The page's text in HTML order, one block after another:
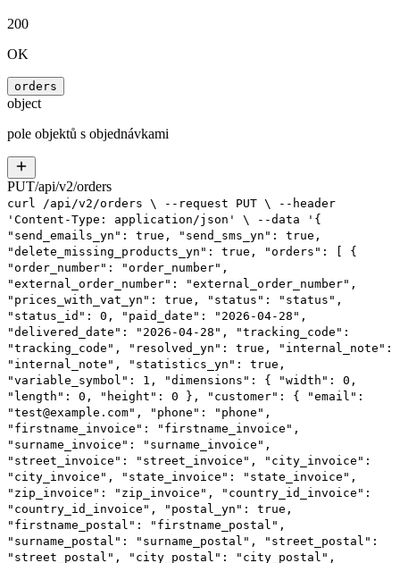
200
OK
orders
object
pole objektů s objednávkami
PUT/api/v2/orders
curl /api/v2/orders \ --request PUT \
--header
'Content-Type: application/json'
\ --data '{
"send_emails_yn": true,
"send_sms_yn": true,
"delete_missing_products_yn": true,
"orders": [
{
"order_number": "order_number",
"external_order_number": "external_order_number",
"prices_with_vat_yn": true,
"status": "status",
"status_id": 0,
"paid_date": "2026-04-28",
"delivered_date": "2026-04-28",
"tracking_code":
"tracking_code",
"resolved_yn": true,
"internal_note":
"internal_note",
"statistics_yn": true,
"variable_symbol": 1,
"dimensions": {
"width": 0,
"length": 0,
"height": 0 }, "customer": {
"email":
"test@example.com",
"phone": "phone",
"firstname_invoice": "firstname_invoice",
"surname_invoice": "surname_invoice",
"street_invoice": "street_invoice",
"city_invoice":
"city_invoice",
"state_invoice": "state_invoice",
"zip_invoice": "zip_invoice",
"country_id_invoice":
"country_id_invoice",
"postal_yn": true,
"firstname_postal": "firstname_postal",
"surname_postal": "surname_postal",
"street_postal":
"street_postal",
"city_postal": "city_postal",